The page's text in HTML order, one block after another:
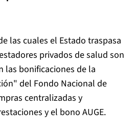
las cuales el Estado traspasa
privados de salud son
las bonificaciones de la
del Fondo Nacional de
centralizadas y
y el bono AUGE.